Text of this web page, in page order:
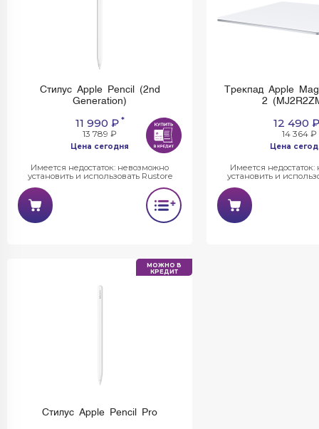
Стилус Apple Pencil (2nd
Generation)
11 990 ₽*
13 789 ₽
Цена сегодня
Имеется недостаток: невозможно
установить и использовать Rustore
Трекпад Apple
2
12 490 ₽
14 364 ₽
Цена
Имеется
установить и
МОЖНО В
КРЕДИТ
Стилус Apple Pencil Pro